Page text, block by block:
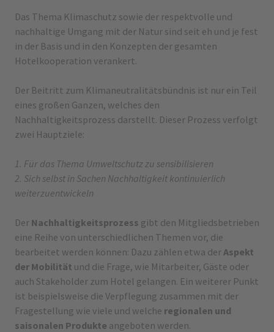
Das Thema Klimaschutz sowie der respektvolle und
nachhaltige Umgang mit der Natur sind seit eh und je fest
in der Basis und in den Konzepten der gesamten
Hotelkooperation verankert.
Der Beitritt zum Klimaneutralitätsbündnis ist nur ein Teil
eines großen Ganzen, welches den
Nachhaltigkeitsprozess darstellt. Dieser Prozess verfolgt
zwei Hauptziele:
1. Für das Thema Umweltschutz zu sensibilisieren
2. Sich selbst in Sachen Nachhaltigkeit kontinuierlich
weiterzuentwickeln
DerNachhaltigkeitsprozess gibt den Mitgliedsbetrieben
eine Reihe von unterschiedlichen Themen vor, die
bearbeitet werden können: Dazu zählen etwa der Aspekt
der Mobilität und die Frage, wie Mitarbeiter, Gäste oder
auch Stakeholder zum Hotel gelangen. Ein weiterer Punkt
ist beispielsweise die Verpflegung zusammen mit der
Fragestellung wie viele und welche regionalen und
saisonalen Produkte angeboten werden.